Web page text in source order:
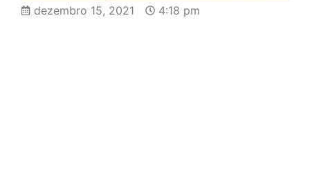
dezembro 15, 2021 4:18 pm